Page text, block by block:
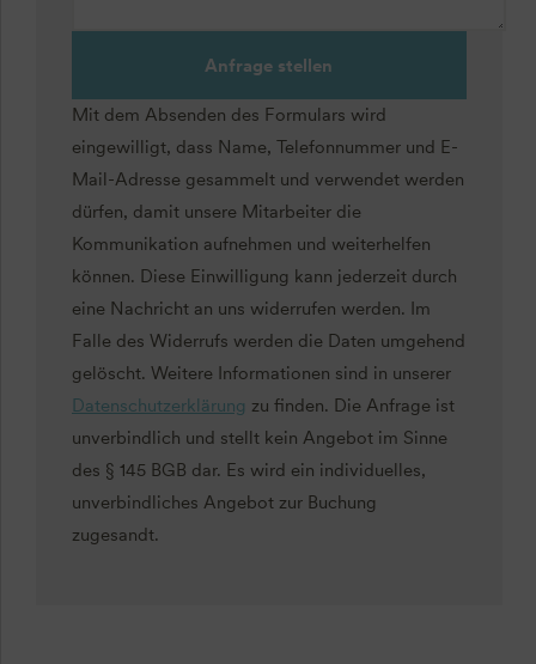
Anfrage stellen
Mit dem Absenden des Formulars wird
eingewilligt, dass Name, Telefonnummer und E-
Mail-Adresse gesammelt und verwendet werden
dürfen, damit unsere Mitarbeiter die
Kommunikation aufnehmen und weiterhelfen
können. Diese Einwilligung kann jederzeit durch
eine Nachricht an uns widerrufen werden. Im
Falle des Widerrufs werden die Daten umgehend
gelöscht. Weitere Informationen sind in unserer
Datenschutzerklärung zu finden. Die Anfrage ist
unverbindlich und stellt kein Angebot im Sinne
des § 145 BGB dar. Es wird ein individuelles,
unverbindliches Angebot zur Buchung
zugesandt.